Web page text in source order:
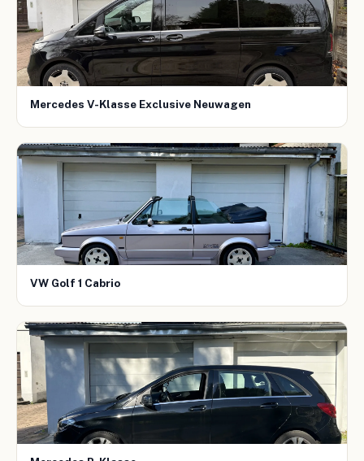
Mercedes V-Klasse Exclusive Neuwagen
VW Golf 1 Cabrio